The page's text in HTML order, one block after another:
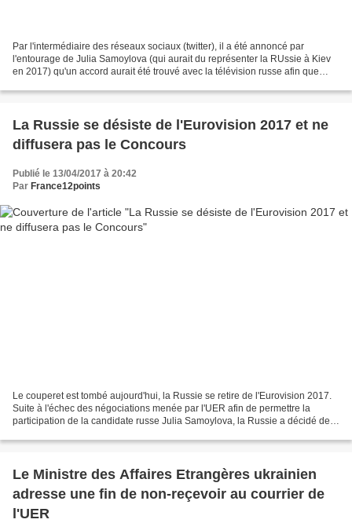
Par l'intermédiaire des réseaux sociaux (twitter), il a été annoncé par
l'entourage de Julia Samoylova (qui aurait du représenter la RUssie à Kiev
en 2017) qu'un accord aurait été trouvé avec la télévision russe afin que
La Russie se désiste de l'Eurovision 2017 et ne
diffusera pas le Concours
Publié le 13/04/2017 à 20:42
Par France12points
Le couperet est tombé aujourd'hui, la Russie se retire de l'Eurovision 2017.
Suite à l'échec des négociations menée par l'UER afin de permettre la
participation de la candidate russe Julia Samoylova, la Russie a décidé de
Le Ministre des Affaires Etrangères ukrainien
adresse une fin de non-reçevoir au courrier de
l'UER